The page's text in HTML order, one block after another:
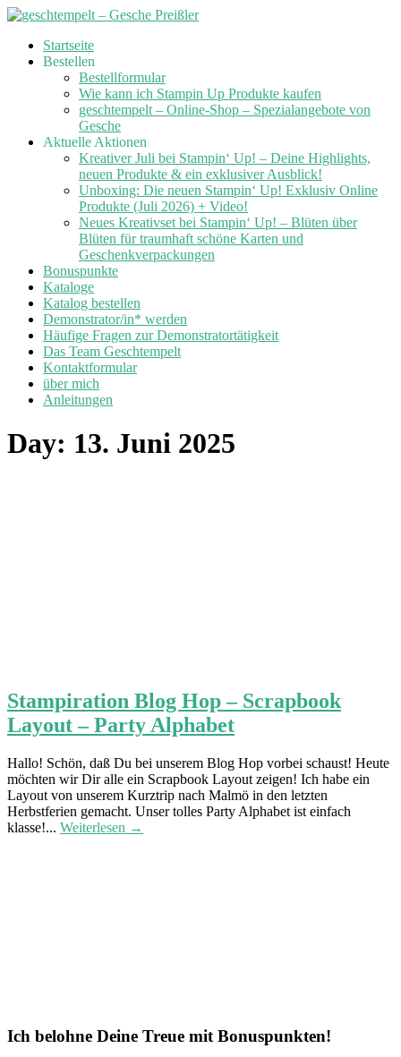
Skip
Startseite
Bestellen
Bestellformular
Wie kann ich Stampin Up Produkte kaufen
geschtempelt – Online-Shop – Spezialangebote von
Gesche
Aktuelle Aktionen
Kreativer Juli bei Stampin‘ Up! – Deine Highlights,
neuen Produkte & ein exklusiver Ausblick!
Unboxing: Die neuen Stampin‘ Up! Exklusiv Online
Produkte (Juli 2026) + Video!
Neues Kreativset bei Stampin‘ Up! – Blüten über
Blüten für traumhaft schöne Karten und
Geschenkverpackungen
Bonuspunkte
Kataloge
Katalog bestellen
Demonstrator/in* werden
Häufige Fragen zur Demonstratortätigkeit
Das Team Geschtempelt
Kontaktformular
über mich
Anleitungen
Day: 13. Juni 2025
Stampiration Blog Hop – Scrapbook
Layout – Party Alphabet
Hallo! Schön, daß Du bei unserem Blog Hop vorbei schaust! Heute
möchten wir Dir alle ein Scrapbook Layout zeigen! Ich habe ein
Layout von unserem Kurztrip nach Malmö in den letzten
Herbstferien gemacht. Unser tolles Party Alphabet ist einfach
klasse!... Weiterlesen →
Ich belohne Deine Treue mit Bonuspunkten!